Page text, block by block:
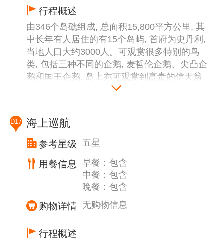
行程概述
由346个岛礁组成, 总面积15,800平方公里, 其
中长年有人居住的有15个岛屿, 首府为史丹利,
当地人口大约3000人。可观赏很多特别的鸟
类, 包括三种不同的企鹅, 麦哲伦企鹅、尖凸企
鹅和国王企鹅, 岛上亦可观赏到高贵的信天翁
企鹅将会聚集在这里。一路上遍览沙滩岩岸、
经过各式各样的鸟群和巢穴。
D17 海上巡航
参考星级 五星
用餐信息
早餐：包含
中餐：包含
晚餐：包含
购物详情 无购物信息
行程概述